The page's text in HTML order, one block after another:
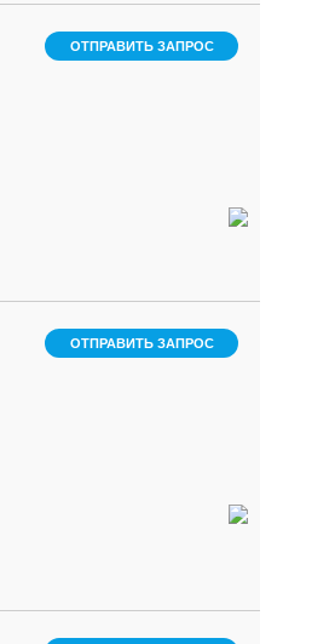
ОТПРАВИТЬ ЗАПРОС
ОТПРАВИТЬ ЗАПРОС